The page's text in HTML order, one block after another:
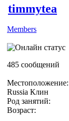
timmytea
Members
485 сообщений
Местоположение:
Russia Клин
Род занятий:
Возраст: